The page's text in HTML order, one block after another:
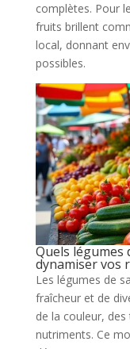
complètes. Pour
fruits brillent
local, donnant
possibles.
Quels légumes
dynamiser vos
Les légumes de
fraîcheur et de
de la couleur,
nutriments. Ce